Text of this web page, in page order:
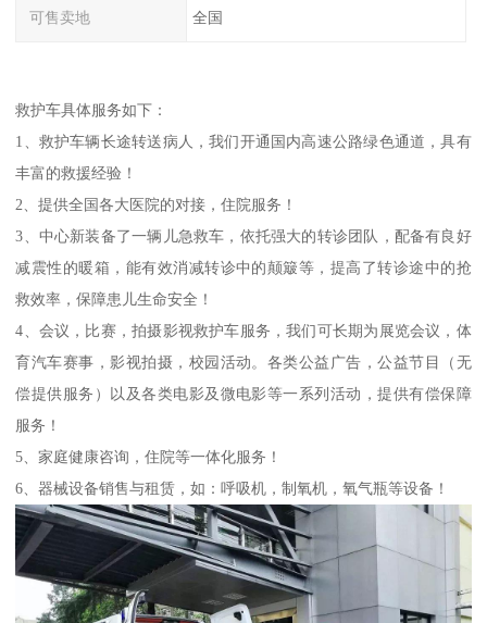
可售卖地 全国
救护车具体服务如下：
1、救护车辆长途转送病人，我们开通国内高速公路绿色通道，具有
丰富的救援经验！
2、提供全国各大医院的对接，住院服务！
3、中心新装备了一辆儿急救车，依托强大的转诊团队，配备有良好
减震性的暖箱，能有效消减转诊中的颠簸等，提高了转诊途中的抢
救效率，保障患儿生命安全！
4、会议，比赛，拍摄影视救护车服务，我们可长期为展览会议，体
育汽车赛事，影视拍摄，校园活动。各类公益广告，公益节目（无
偿提供服务）以及各类电影及微电影等一系列活动，提供有偿保障
服务！
5、家庭健康咨询，住院等一体化服务！
6、器械设备销售与租赁，如：呼吸机，制氧机，氧气瓶等设备！